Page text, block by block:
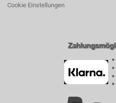
Cookie Einstellungen